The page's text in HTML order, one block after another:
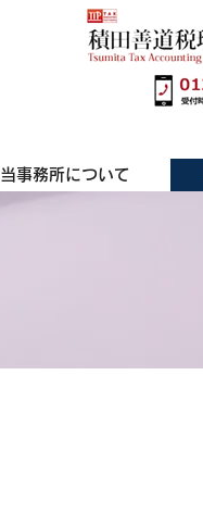
当事務所について